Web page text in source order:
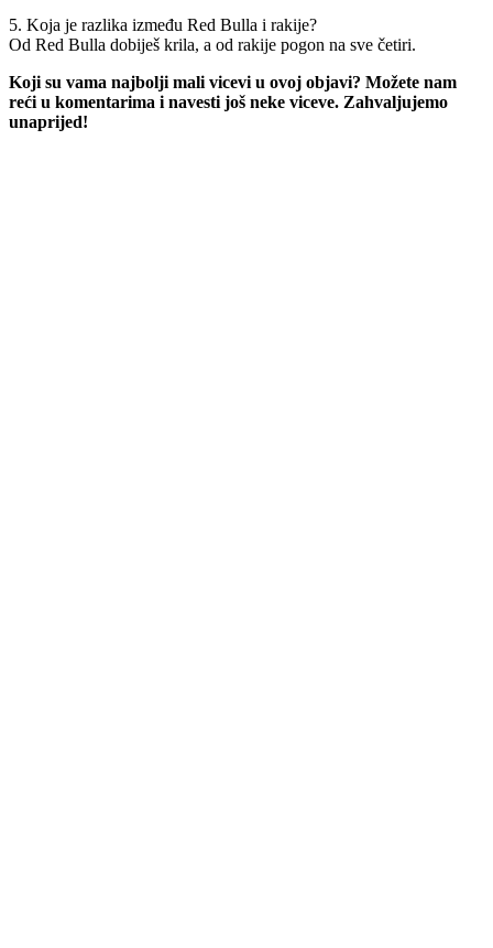
5. Koja je razlika između Red Bulla i rakije?
Od Red Bulla dobiješ krila, a od rakije pogon na sve četiri.
Koji su vama najbolji mali vicevi u ovoj objavi? Možete nam
reći u komentarima i navesti još neke viceve. Zahvaljujemo
unaprijed!